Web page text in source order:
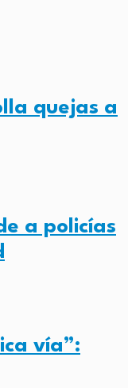
quejas a
a policías
vía”: